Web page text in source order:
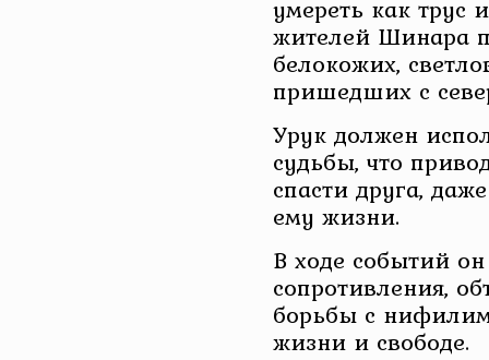
умереть как трус
жителей Шинара
белокожих,
пришедших с
Урук должен
судьбы, что
спасти друга,
ему жизни.
В ходе событий
сопротивления,
борьбы с
жизни и свободе.